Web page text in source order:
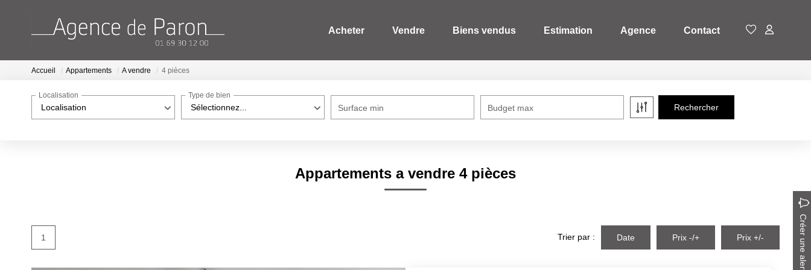
Acheter Vendre Biens vendus Estimation Agence Contact
Accueil Appartements A vendre 4 pièces
Localisation
Localisation
Sélectionnez...
Type de bien
Surface min Budget max
Appartements a vendre 4 pièces
Créer une alerte
1 Trier par : Date Prix -/+ Prix +/-